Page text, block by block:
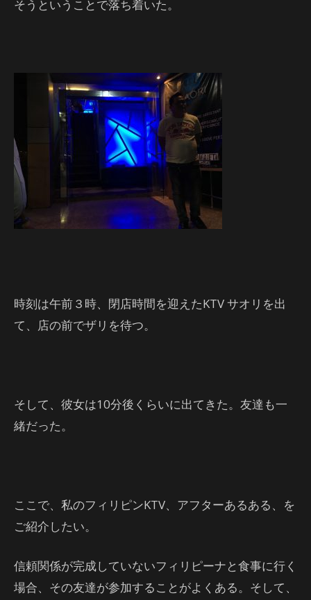
そうということで落ち着いた。
時刻は午前３時、閉店時間を迎えたKTV サオリを出
て、店の前でザリを待つ。
そして、彼女は10分後くらいに出てきた。友達も一
緒だった。
ここで、私のフィリピンKTV、アフターあるある、を
ご紹介したい。
信頼関係が完成していないフィリピーナと食事に行く
場合、その友達が参加することがよくある。そして、